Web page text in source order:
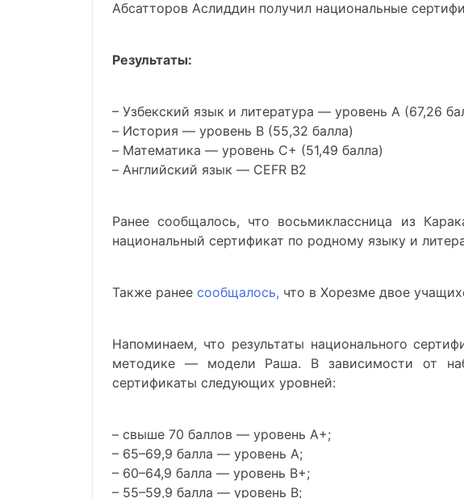
Абсатторов Аслиддин получил национальные
Результаты:
– Узбекский язык и литература — уровень A (67,26
– История — уровень B (55,32 балла)
– Математика — уровень C+ (51,49 балла)
– Английский язык — CEFR B2
Ранее сообщалось, что восьмиклассница из
национальный сертификат по родному языку и
Также ранее сообщалось, что в Хорезме двое
Напоминаем, что результаты национального
методике — модели Раша. В зависимости от
сертификаты следующих уровней:
– свыше 70 баллов — уровень A+;
– 65–69,9 балла — уровень A;
– 60–64,9 балла — уровень B+;
– 55–59,9 балла — уровень B;